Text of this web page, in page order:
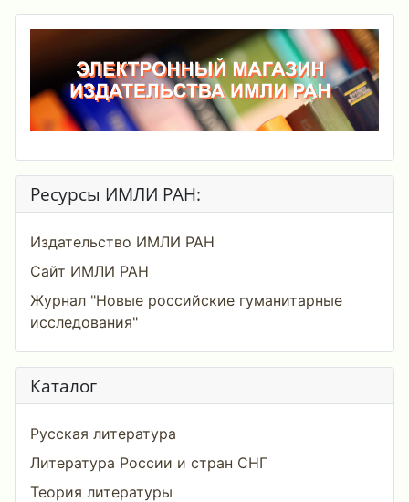
Ресурсы ИМЛИ РАН:
Издательство ИМЛИ РАН
Сайт ИМЛИ РАН
Журнал "Новые российские гуманитарные
исследования"
Каталог
Русская литература
Литература России и стран СНГ
Теория литературы